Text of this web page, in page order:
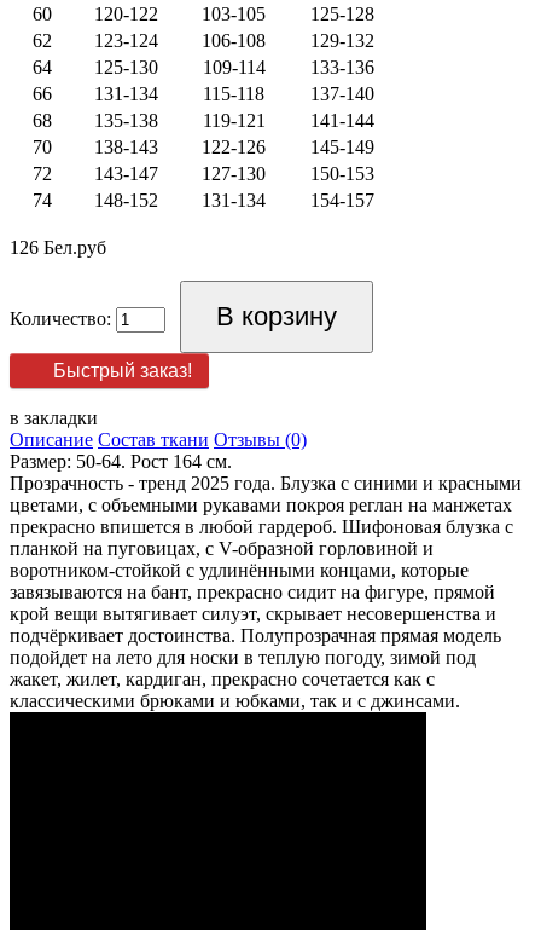
60
120-122 103-105
125-128
62
123-124 106-108
129-132
64
125-130 109-114
133-136
66
131-134 115-118
137-140
68
135-138 119-121
141-144
70
138-143 122-126
145-149
72
143-147 127-130
150-153
74
148-152 131-134 154-157
126 Бел.руб
Количество:
Быстрый заказ!
в закладки
Описание Состав ткани Отзывы (0)
Размер: 50-64. Рост 164 см.
Прозрачность - тренд 2025 года. Блузка с синими и красными
цветами, с объемными рукавами покроя реглан на манжетах
прекрасно впишется в любой гардероб. Шифоновая блузка с
планкой на пуговицах, с V-образной горловиной и
воротником-стойкой с удлинёнными концами, которые
завязываются на бант, прекрасно сидит на фигуре, прямой
крой вещи вытягивает силуэт, скрывает несовершенства и
подчёркивает достоинства. Полупрозрачная прямая модель
подойдет на лето для носки в теплую погоду, зимой под
жакет, жилет, кардиган, прекрасно сочетается как с
классическими брюками и юбками, так и с джинсами.